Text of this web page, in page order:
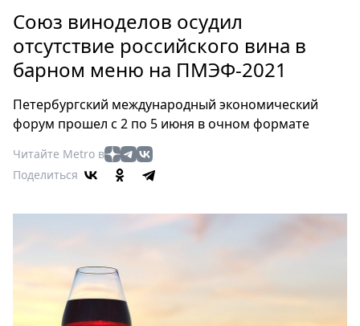
Россия
Мир
Здоровье
Туризм
Мода
Театр
Кино
Пресс-
релизы
Союз виноделов осудил
отсутствие российского вина в
барном меню на ПМЭФ-2021
Петербургский международный экономический
форум прошел с 2 по 5 июня в очном формате
Читайте Metro в
Поделиться